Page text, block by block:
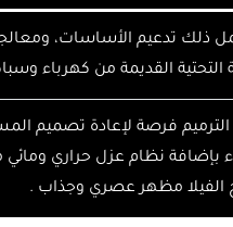
ذلك تدعيم الأساسات،
التحتية القديمة من كهرباء
الترميم فرصة لإعادة تصميم
بإضافة نظام عزل حراري ومائي
الفيلا مظهر عصري وجذاب .